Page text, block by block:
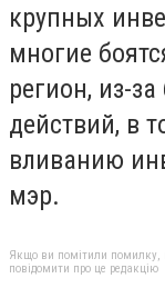
крупных
многие
регион, из-
действий, в
вливанию
мэр.
Якщо ви помітили помилку,
повідомити про це редакцію